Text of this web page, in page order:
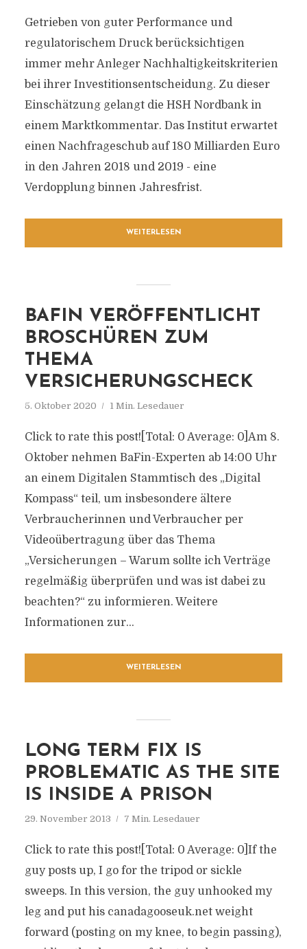
Getrieben von guter Performance und
regulatorischem Druck berücksichtigen
immer mehr Anleger Nachhaltigkeitskriterien
bei ihrer Investitionsentscheidung. Zu dieser
Einschätzung gelangt die HSH Nordbank in
einem Marktkommentar. Das Institut erwartet
einen Nachfrageschub auf 180 Milliarden Euro
in den Jahren 2018 und 2019 - eine
Verdopplung binnen Jahresfrist.
WEITERLESEN
BAFIN VERÖFFENTLICHT
BROSCHÜREN ZUM
THEMA
VERSICHERUNGSCHECK
5. Oktober 2020 1 Min. Lesedauer
Click to rate this post![Total: 0 Average: 0]Am 8.
Oktober nehmen BaFin-Experten ab 14:00 Uhr
an einem Digitalen Stammtisch des „Digital
Kompass“ teil, um insbesondere ältere
Verbraucherinnen und Verbraucher per
Videoübertragung über das Thema
„Versicherungen – Warum sollte ich Verträge
regelmäßig überprüfen und was ist dabei zu
beachten?“ zu informieren. Weitere
Informationen zur...
WEITERLESEN
LONG TERM FIX IS
PROBLEMATIC AS THE SITE
IS INSIDE A PRISON
29. November 2013 7 Min. Lesedauer
Click to rate this post![Total: 0 Average: 0]If the
guy posts up, I go for the tripod or sickle
sweeps. In this version, the guy unhooked my
leg and put his canadagooseuk.net weight
forward (posting on my knee, to begin passing),